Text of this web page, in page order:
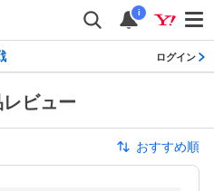
i
ログイン
ビュー
おすすめ順